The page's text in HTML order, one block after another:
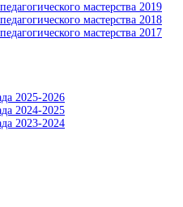
мастерства 2019
мастерства 2018
мастерства 2017
2025-2026
2024-2025
2023-2024